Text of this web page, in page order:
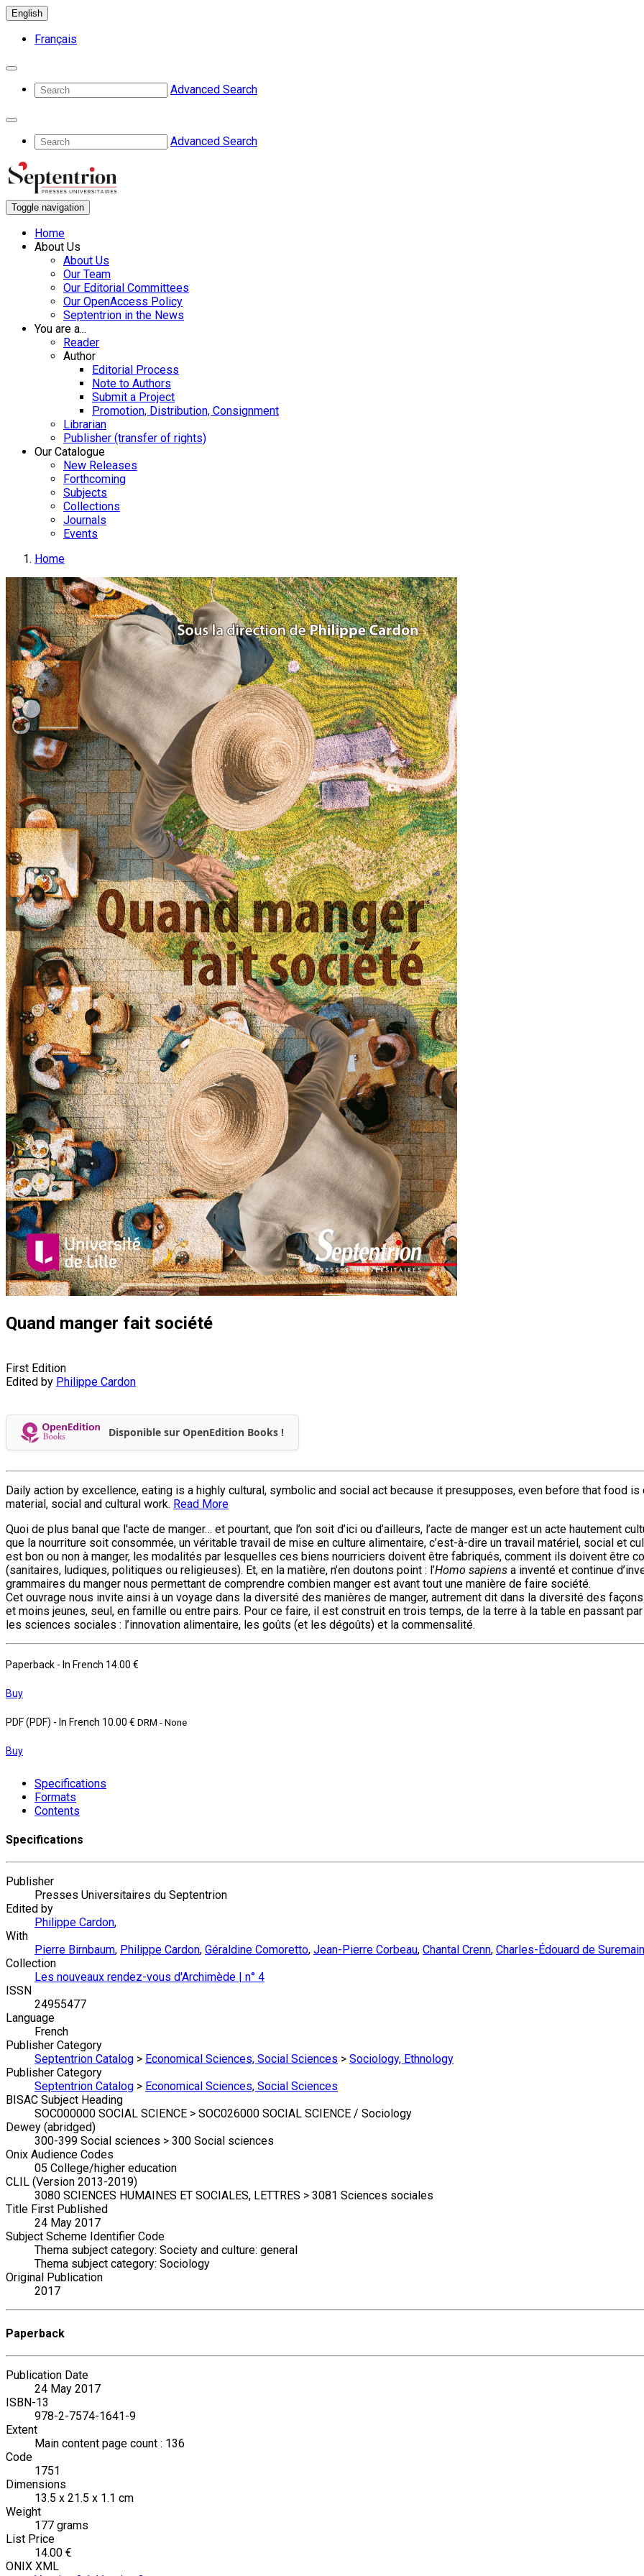
English
Français
Advanced Search
Advanced Search
Toggle navigation
Home
About Us
About Us
Our Team
Our Editorial Committees
Our OpenAccess Policy
Septentrion in the News
You are a...
Reader
Author
Editorial Process
Note to Authors
Submit a Project
Promotion, Distribution, Consignment
Librarian
Publisher (transfer of rights)
Our Catalogue
New Releases
Forthcoming
Subjects
Collections
Journals
Events
Home
Quand manger fait société
First Edition
Edited by Philippe Cardon
Disponible sur OpenEdition Books !
Daily action by excellence, eating is a highly cultural, symbolic and social act because it presupposes, even before that food
material, social and cultural work. Read More
Quoi de plus banal que l'acte de manger… et pourtant, que l’on soit d’ici ou d’ailleurs, l’acte de manger est un acte hautement
que la nourriture soit consommée, un véritable travail de mise en culture alimentaire, c’est-à-dire un travail matériel, social et
est bon ou non à manger, les modalités par lesquelles ces biens nourriciers doivent être fabriqués, comment ils doivent être
(sanitaires, ludiques, politiques ou religieuses). Et, en la matière, n’en doutons point : l’Homo sapiens a inventé et continue
grammaires du manger nous permettant de comprendre combien manger est avant tout une manière de faire société.
Cet ouvrage nous invite ainsi à un voyage dans la diversité des manières de manger, autrement dit dans la diversité des
et moins jeunes, seul, en famille ou entre pairs. Pour ce faire, il est construit en trois temps, de la terre à la table en passant
les sciences sociales : l’innovation alimentaire, les goûts (et les dégoûts) et la commensalité.
Paperback - In French 14.00 €
Buy
PDF (PDF) - In French 10.00 € DRM - None
Buy
Specifications
Formats
Contents
Specifications
Publisher
Presses Universitaires du Septentrion
Edited by
Philippe Cardon,
With
Pierre Birnbaum, Philippe Cardon, Géraldine Comoretto, Jean-Pierre Corbeau, Chantal Crenn, Charles-Édouard de Suremain
Collection
Les nouveaux rendez-vous d'Archimède | n° 4
ISSN
24955477
Language
French
Publisher Category
Septentrion Catalog > Economical Sciences, Social Sciences > Sociology, Ethnology
Publisher Category
Septentrion Catalog > Economical Sciences, Social Sciences
BISAC Subject Heading
SOC000000 SOCIAL SCIENCE > SOC026000 SOCIAL SCIENCE / Sociology
Dewey (abridged)
300-399 Social sciences > 300 Social sciences
Onix Audience Codes
05 College/higher education
CLIL (Version 2013-2019)
3080 SCIENCES HUMAINES ET SOCIALES, LETTRES > 3081 Sciences sociales
Title First Published
24 May 2017
Subject Scheme Identifier Code
Thema subject category: Society and culture: general
Thema subject category: Sociology
Original Publication
2017
Paperback
Publication Date
24 May 2017
ISBN-13
978-2-7574-1641-9
Extent
Main content page count : 136
Code
1751
Dimensions
13.5 x 21.5 x 1.1 cm
Weight
177 grams
List Price
14.00 €
ONIX XML